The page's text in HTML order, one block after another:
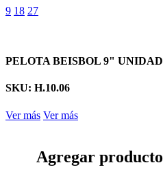
9 18 27
PELOTA BEISBOL 9" UNIDAD
SKU: H.10.06
Ver más Ver más
Agregar producto